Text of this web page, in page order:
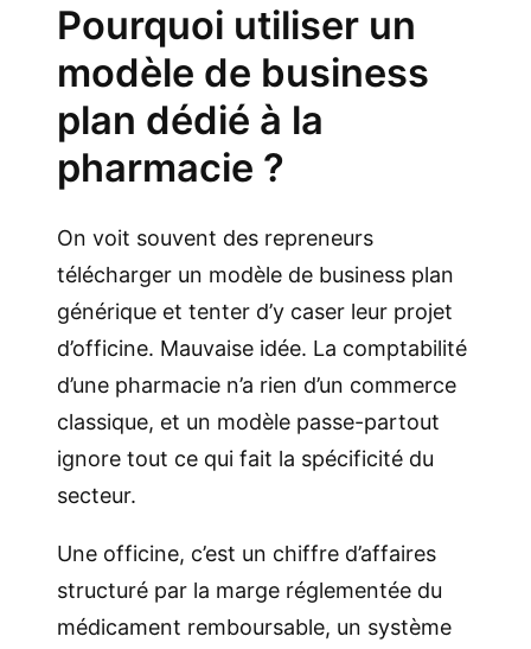
Pourquoi utiliser un
modèle de business
plan dédié à la
pharmacie ?
On voit souvent des repreneurs
télécharger un modèle de business plan
générique et tenter d’y caser leur projet
d’officine. Mauvaise idée. La comptabilité
d’une pharmacie n’a rien d’un commerce
classique, et un modèle passe-partout
ignore tout ce qui fait la spécificité du
secteur.
Une officine, c’est un chiffre d’affaires
structuré par la marge réglementée du
médicament remboursable, un système